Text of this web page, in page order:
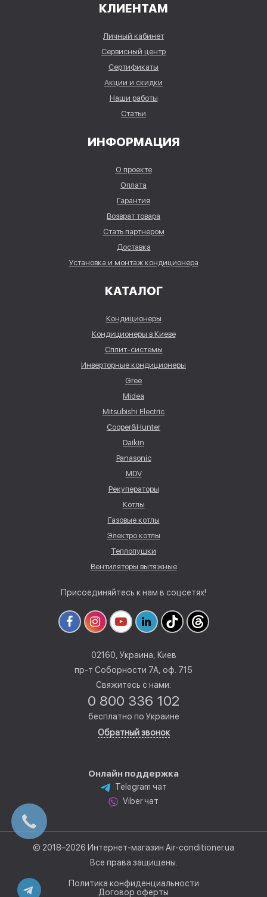
КЛИЕНТАМ
Личный кабинет
Сервисный центр
Сертификаты
Акции и скидки
Наши работы
Статьи
ИНФОРМАЦИЯ
О проекте
Оплата
Гарантия
Возврат товара
Стать партнером
Доставка
Установка и монтаж кондиционера
КАТАЛОГ
Кондиционеры
Кондиционеры в Киеве
Сплит-системы
Инверторные кондиционеры
Gree
Midea
Mitsubishi Electric
Cooper&Hunter
Daikin
Panasonic
MDV
Рекуператоры
Котлы
Газовые котлы
Электро котлы
Теплопушки
Вентиляторы вытяжные
Присоединяйтесь к нам в соцсетях!
02160, Украина, Киев
пр-т Соборности 7А, оф. 715
Свяжитесь с нами:
0 800 336 102
бесплатно по Украине
Обратный звонок
Онлайн поддержка
Telegram чат
Viber чат
© 2018–2026 Интернет-магазин Air-conditioner.ua
Все права защищены.
Политика конфиденциальности
Договор оферты